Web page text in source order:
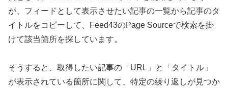
が、フィードとして表示させたい記事の一覧から記事のタ
イトルをコピーして、Feed43のPage Sourceで検索を掛
けて該当箇所を探しています。
そうすると、取得したい記事の「URL」と「タイトル」
が表示されている箇所に関して、特定の繰り返しが見つか